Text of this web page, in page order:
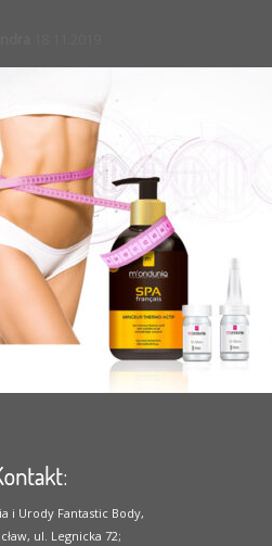
i Urody Fantastic Body,
ul. Legnicka 72;